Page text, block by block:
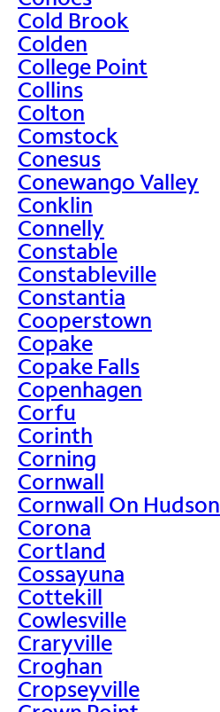
Cold Brook
Colden
College Point
Collins
Colton
Comstock
Conesus
Conewango Valley
Conklin
Connelly
Constable
Constableville
Constantia
Cooperstown
Copake
Copake Falls
Copenhagen
Corfu
Corinth
Corning
Cornwall
Cornwall On Hudson
Corona
Cortland
Cossayuna
Cottekill
Cowlesville
Craryville
Croghan
Cropseyville